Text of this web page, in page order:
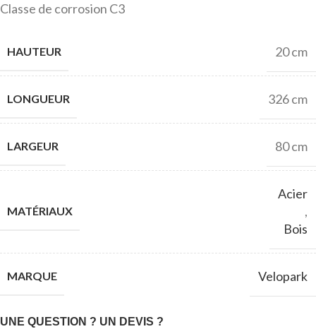
Classe de corrosion C3
HAUTEUR 20 cm
LONGUEUR 326 cm
LARGEUR 80 cm
MATÉRIAUX
Acier
,
Bois
MARQUE Velopark
UNE QUESTION ? UN DEVIS ?